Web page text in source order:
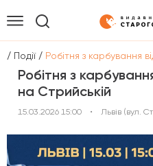
/ Події / Робітня з карбування
Робітня з
на Стрийській
15.03.2026 15:00 • Львів (вул.